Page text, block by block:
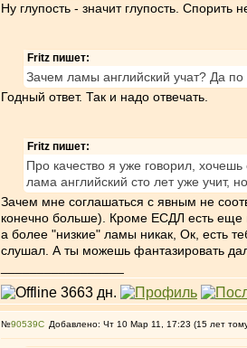
Ну глупость - значит глупость.
Fritz пишет:
Зачем ламы английский учат? Да
Годный ответ. Так и надо отвечать.
Fritz пишет:
Про качество я уже говорил,
лама английский сто лет уже учит,
Зачем мне соглашаться с явным не
конечно больше). Кроме ЕСДЛ есть еще
а более "низкие" ламы никак, Ок, есть
слушал. А ты можешь фантазировать
№90539 Добавлено: Чт 10 Мар 11, 17:23 (15 лет